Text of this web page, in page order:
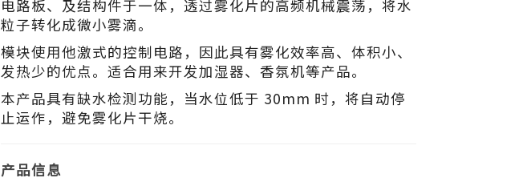
电路板、及结构件于一体，透过雾化片的高频机械震荡，将水
粒子转化成微小雾滴。
模块使用他激式的控制电路，因此具有雾化效率高、体积小、
发热少的优点。适合用来开发加湿器、香氛机等产品。
本产品具有缺水检测功能，当水位低于 30mm 时，将自动停
止运作，避免雾化片干烧。
产品信息